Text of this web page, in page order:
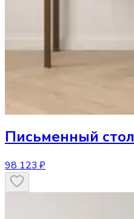
Письменный стол
98 123 ₽